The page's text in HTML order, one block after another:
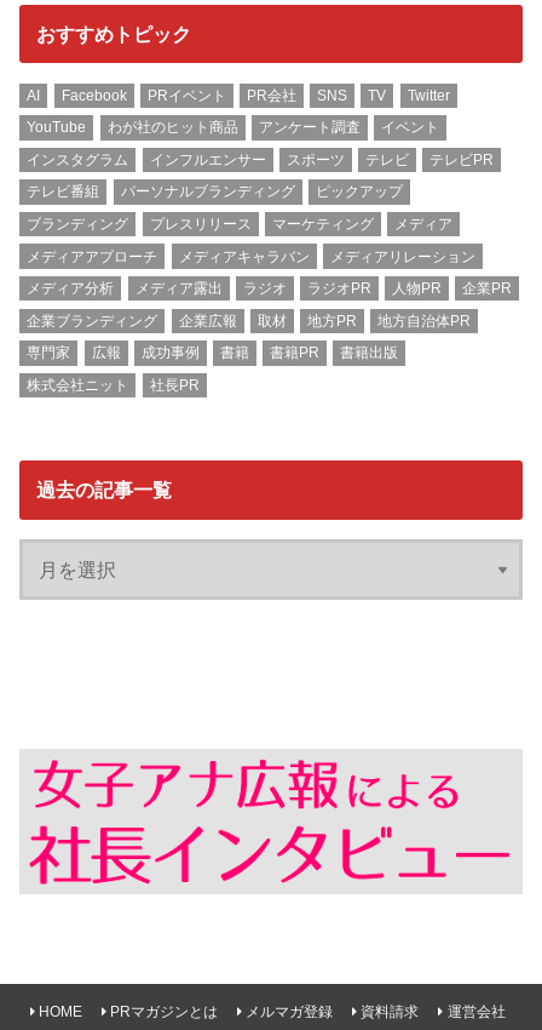
おすすめトピック
AI Facebook PRイベント PR会社 SNS TV
Twitter
YouTube
わが社のヒット商品 アンケート調査
イベント
インスタグラム
インフルエンサー スポーツ テレビ
テレビPR
テレビ番組
パーソナルブランディング
ピックアップ
ブランディング
プレスリリース マーケティング
メディア
メディアアプローチ
メディアキャラバン
メディアリレーション
メディア分析
メディア露出 ラジオ ラジオPR 人物PR
企業PR
企業ブランディング
企業広報 取材 地方PR
地方自治体PR
専門家
広報 成功事例 書籍 書籍PR
書籍出版
株式会社ニット
社長PR
過去の記事一覧
HOME PRマガジンとは メルマガ登録 資料請求 運営会社